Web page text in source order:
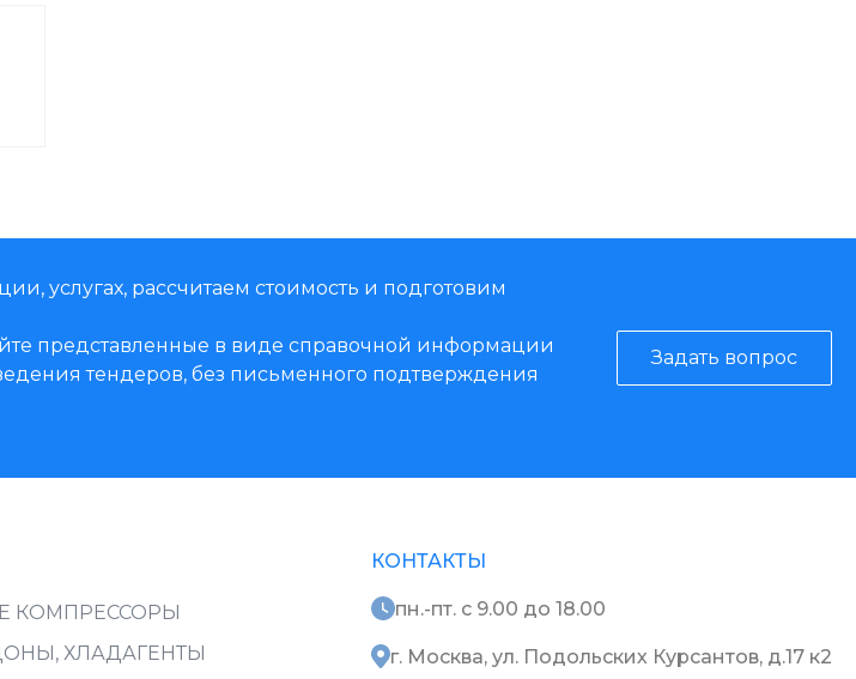
услугах, рассчитаем стоимость и подготовим
представленные в виде справочной информации
тендеров, без письменного подтверждения
Задать вопрос
КОМПРЕССОРЫ
ХЛАДАГЕНТЫ
КОНТАКТЫ
пн.-пт. с 9.00 до 18.00
г. Москва, ул. Подольских Курсантов, д.17 к2